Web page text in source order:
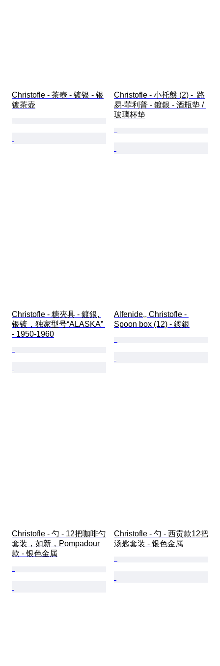
Christofle - 茶壺 - 镀银 - 银
镀茶壶
Christofle - 小托盤 (2) -  路
易-菲利普 - 鍍銀 - 酒瓶垫 /
玻璃杯垫
Christofle - 糖夾具 - 鍍銀,
银镀，独家型号“ALASKA”
- 1950-1960
Alfenide,, Christofle -
Spoon box (12) - 鍍銀
Christofle - 勺 - 12把咖啡勺
套装，如新，Pompadour
款 - 银色金属
Christofle - 勺 - 西贡款12把
汤匙套装 - 银色金属